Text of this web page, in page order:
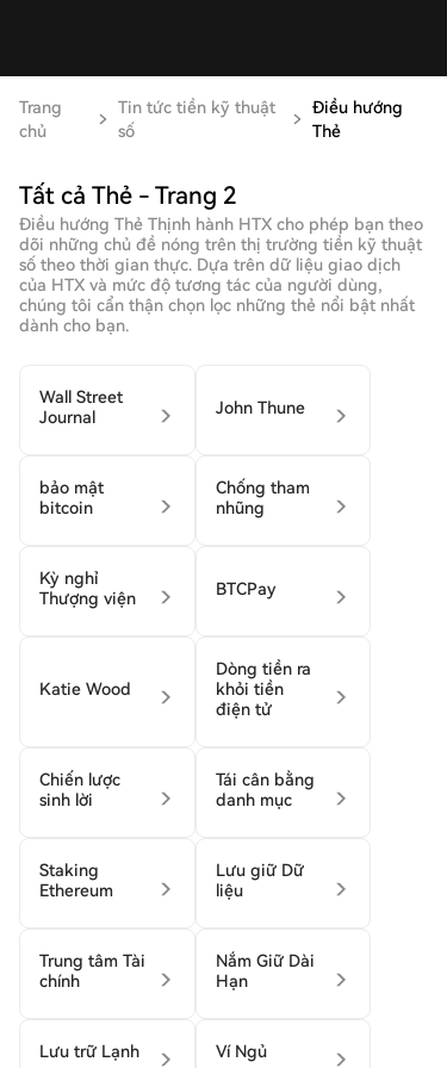
Trang
chủ
Tin tức tiền kỹ thuật
số
Điều hướng
Thẻ
Tất cả Thẻ - Trang 2
Điều hướng Thẻ Thịnh hành HTX cho phép bạn theo
dõi những chủ đề nóng trên thị trường tiền kỹ thuật
số theo thời gian thực. Dựa trên dữ liệu giao dịch
của HTX và mức độ tương tác của người dùng,
chúng tôi cẩn thận chọn lọc những thẻ nổi bật nhất
dành cho bạn.
Wall Street
Journal
John Thune
bảo mật
bitcoin
Chống tham
nhũng
Kỳ nghỉ
Thượng viện
BTCPay
Katie Wood
Dòng tiền ra
khỏi tiền
điện tử
Chiến lược
sinh lời
Tái cân bằng
danh mục
Staking
Ethereum
Lưu giữ Dữ
liệu
Trung tâm Tài
chính
Nắm Giữ Dài
Hạn
Lưu trữ Lạnh Ví Ngủ